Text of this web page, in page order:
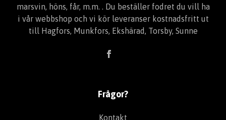
marsvin, höns, får, m.m. . Du beställer fodret du vill ha
i vår webbshop och vi kör leveranser kostnadsfritt ut
till Hagfors, Munkfors, Ekshärad, Torsby, Sunne
Frågor?
Kontakt